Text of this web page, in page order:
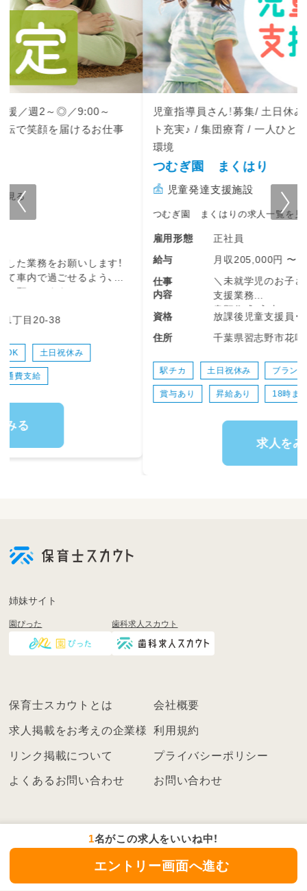
児童指導員さん！募集/ 土日休み・18時終業でプライベー
ト充実♪ / 集団療育 / 一人ひとりとじっくり向き合える
児童発達支援施設
つむぎ園 まくはりの求人一覧を見る
給与
月収205,000円 〜 260,000円
仕事
＼未就学児のお子さんの療育支援／
壁面装飾作り・玩具作り
支援の内容のアイデア出し
送迎業務
資格
放課後児童支援員・指導員（学童）
千葉県習志野市花咲1丁目20-38
駅チカ ブランクOK 交通費支給
18時まで
1名がこの求人をいいね中！
エントリー画面へ進む
姉妹サイト
園ぴった 歯科求人スカウト
保育士スカウトとは 会社概要
求人掲載をお考えの企業様 利用規約
リンク掲載について プライバシーポリシー
よくあるお問い合わせ お問い合わせ